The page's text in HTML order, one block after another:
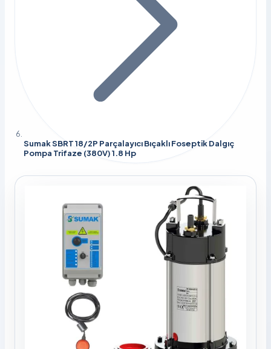
Sumak SBRT 18/2P Parçalayıcı Bıçaklı Foseptik Dalgıç
Pompa Trifaze (380V) 1.8 Hp